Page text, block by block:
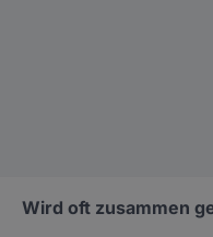
Wird oft zusammen